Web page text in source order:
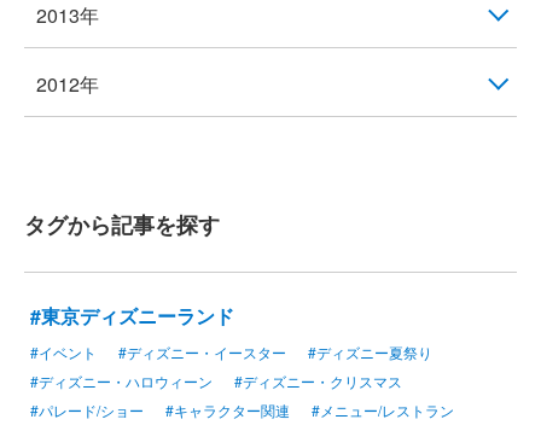
2013年
2012年
タグから記事を探す
#東京ディズニーランド
#イベント #ディズニー・イースター
#ディズニー夏祭り
#ディズニー・ハロウィーン
#ディズニー・クリスマス
#パレード/ショー
#キャラクター関連
#メニュー/レストラン